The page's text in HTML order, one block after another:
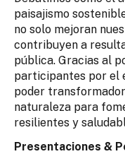
paisajismo
no solo mejoran
contribuyen a
pública. Gracias al
participantes por el
poder
naturaleza para
resilientes y
Presentaciones &